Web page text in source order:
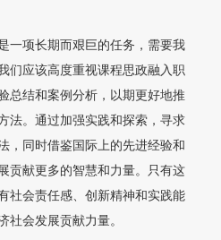
一项长期而艰巨的任务，需要我
们应该高度重视课程思政融入职
总结和案例分析，以期更好地推
法。通过加强实践和探索，寻求
，同时借鉴国际上的先进经验和
贡献更多的智慧和力量。只有这
社会责任感、创新精神和实践能
社会发展贡献力量。